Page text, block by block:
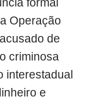
formal
Operação
de
criminosa
interestadual
e